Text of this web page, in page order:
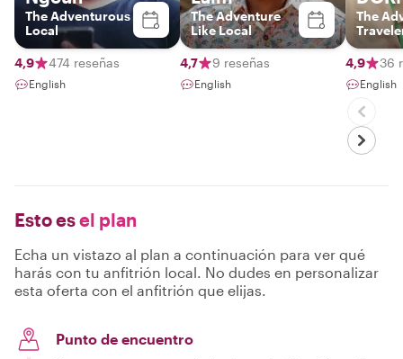
The Adventurous
Local
4,9 474 reseñas
English
The Adventure
Like Local
4,7 9 reseñas
English
The
4,9 36
English
Esto esel plan
Echa un vistazo al plan a continuación para ver qué
harás con tu anfitrión local. No dudes en personalizar
esta oferta con el anfitrión que elijas.
Punto de encuentro